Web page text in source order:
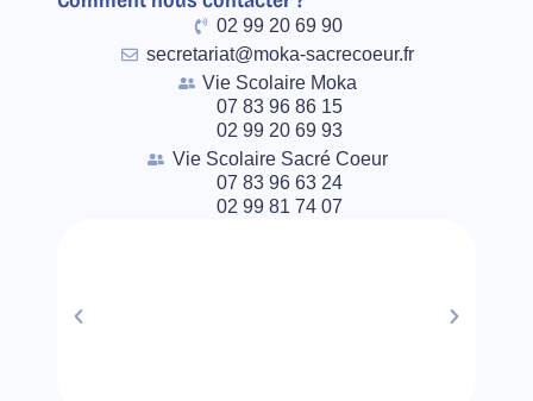
02 99 20 69 90
secretariat@moka-sacrecoeur.fr
Vie Scolaire Moka
07 83 96 86 15
02 99 20 69 93
Vie Scolaire Sacré Coeur
07 83 96 63 24
02 99 81 74 07